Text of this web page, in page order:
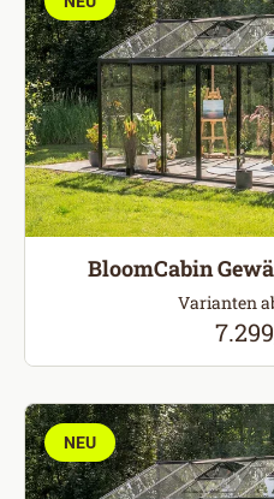
BloomCabin
Varianten
NEU